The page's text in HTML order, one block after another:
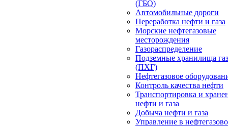
(ГБО)
Автомобильные дороги
Переработка нефти и газа
Морские нефтегазовые
месторождения
Газораспределение
Подземные хранилища
(ПХГ)
Нефтегазовое
Контроль качества нефти
Транспортировка и
нефти и газа
Добыча нефти и газа
Управление в